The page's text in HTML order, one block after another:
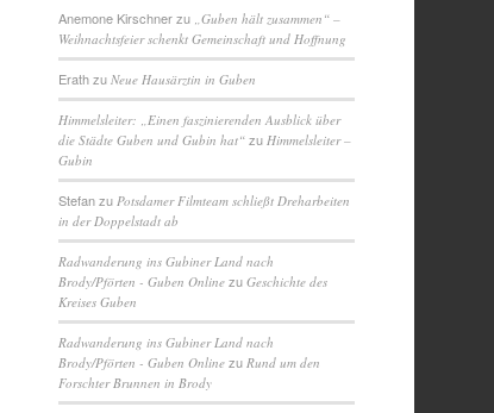
Anemone Kirschnerzu „Guben hält zusammen“ –
Weihnachtsfeier schenkt Gemeinschaft und Hoffnung
ErathzuNeue Hausärztin in Guben
Himmelsleiter: „Einen faszinierenden Ausblick über
die Städte Guben und Gubin hat“ zu Himmelsleiter –
Gubin
Stefanzu Potsdamer Filmteam schließt Dreharbeiten
in der Doppelstadt ab
Radwanderung ins Gubiner Land nach
Brody/Pförten - Guben Online zuGeschichte des
Kreises Guben
Radwanderung ins Gubiner Land nach
Brody/Pförten - Guben Online zu Rund um den
Forschter Brunnen in Brody